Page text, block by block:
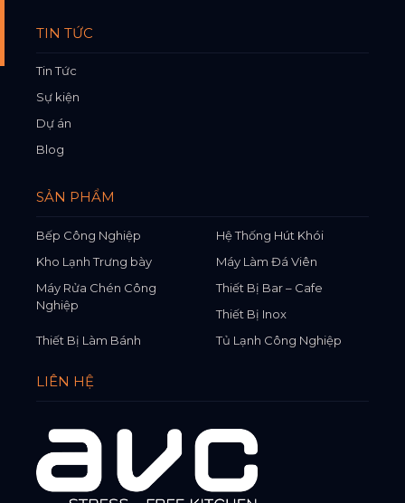
TIN TỨC
Tin Tức
Sự kiện
Dự án
Blog
SẢN PHẨM
Bếp Công Nghiệp
Hệ Thống Hút Khói
Kho Lạnh Trưng bày
Máy Làm Đá Viên
Máy Rửa Chén Công
Nghiệp
Thiết Bị Bar – Cafe
Thiết Bị Inox
Thiết Bị Làm Bánh
Tủ Lạnh Công Nghiệp
LIÊN HỆ